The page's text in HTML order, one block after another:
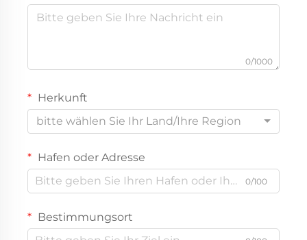
0/1000
Herkunft
bitte wählen Sie Ihr Land/Ihre Region
Hafen oder Adresse
0/100
Bestimmungsort